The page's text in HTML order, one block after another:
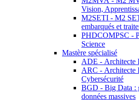
Vision,
M2SETI - M2
embarqués et
PHDCOMPSC -
Science
Mastère spécialisé
ADE - Architecte
ARC - Architecte
Cybersécurité
BGD - Big Data :
données massives